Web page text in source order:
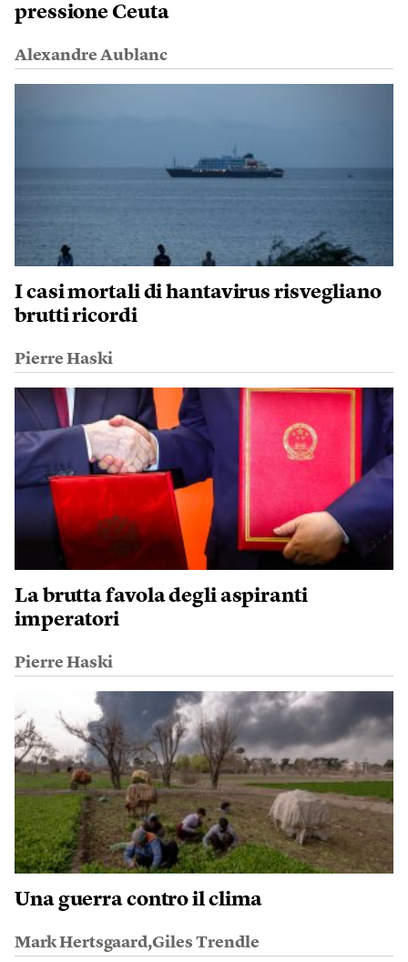
pressione Ceuta
Alexandre Aublanc
I casi mortali di hantavirus risvegliano
brutti ricordi
Pierre Haski
La brutta favola degli aspiranti
imperatori
Pierre Haski
Una guerra contro il clima
Mark Hertsgaard,Giles Trendle